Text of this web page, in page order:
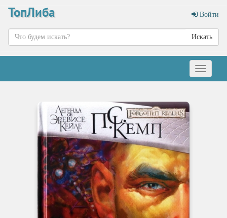
ТопЛиба Войти
Искать
Меню